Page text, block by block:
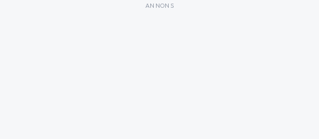
ANNONS